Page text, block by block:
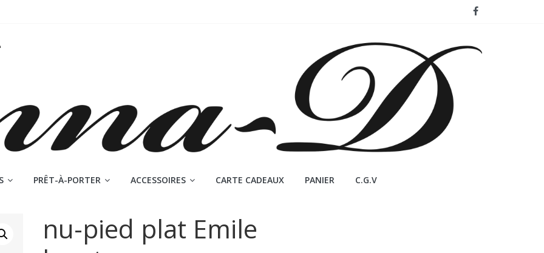
PRÊT-À-PORTER ACCESSOIRES CARTE CADEAUX PANIER C.G.V
nu-pied plat Emile